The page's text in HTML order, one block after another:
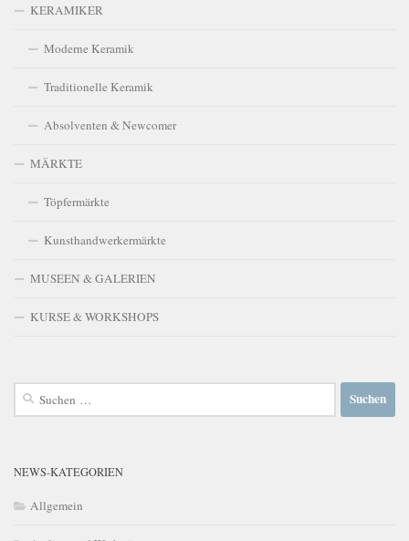
KERAMIKER
Moderne Keramik
Traditionelle Keramik
Absolventen & Newcomer
MÄRKTE
Töpfermärkte
Kunsthandwerkermärkte
MUSEEN & GALERIEN
KURSE & WORKSHOPS
Suchen
NEWS-KATEGORIEN
Allgemein